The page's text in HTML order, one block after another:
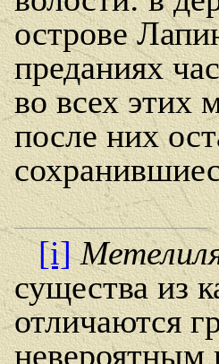
острове
преданиях
во всех этих
после них
[i]
существа из
отличаются
невероятным